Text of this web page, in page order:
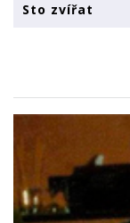
Sto zvířat